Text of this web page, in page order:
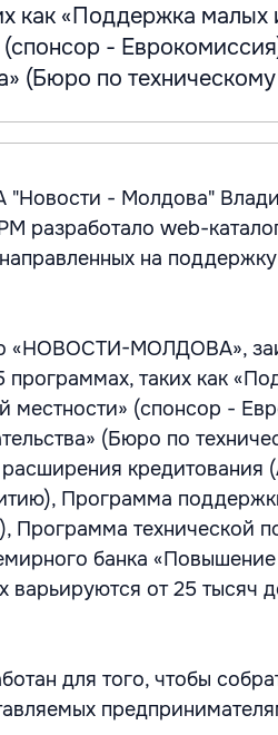
как «Поддержка
(спонсор -
(Бюро по техническому
- Молдова"
разработало web-
на
«НОВОСТИ-МОЛДОВА»,
таких как
местности» (спонсор -
(Бюро по
кредитования
Программа
Программа технической
банка «Повышение
от 25 тысяч
для того, чтобы